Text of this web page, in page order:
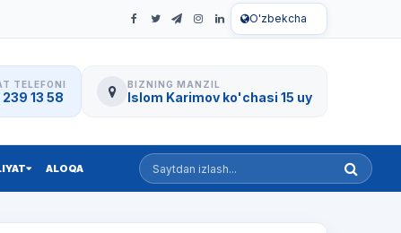
O'zbekcha
TELEFONI
13 58
BIZNING MANZIL
Islom Karimov ko'chasi 15 uy
ALOQA Saytdan izlash